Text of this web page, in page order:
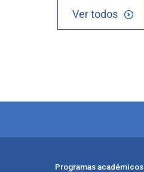
Ver todos
Programas académicos